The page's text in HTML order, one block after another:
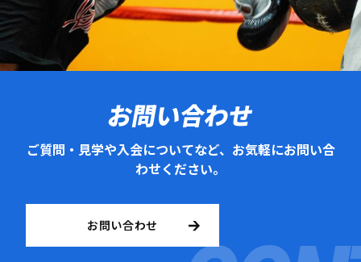
お問い合わせ
ご質問・見学や入会についてなど、お気軽にお問い合
わせください。
お問い合わせ